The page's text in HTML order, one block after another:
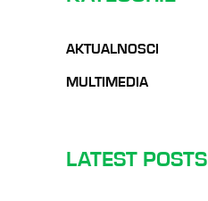
AKTUALNOSCI
MULTIMEDIA
LATEST POSTS